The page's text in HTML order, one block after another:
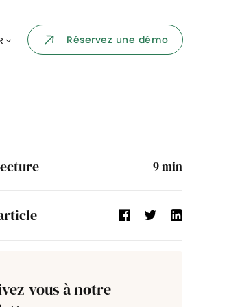
Réservez une démo
9min
vous à notre